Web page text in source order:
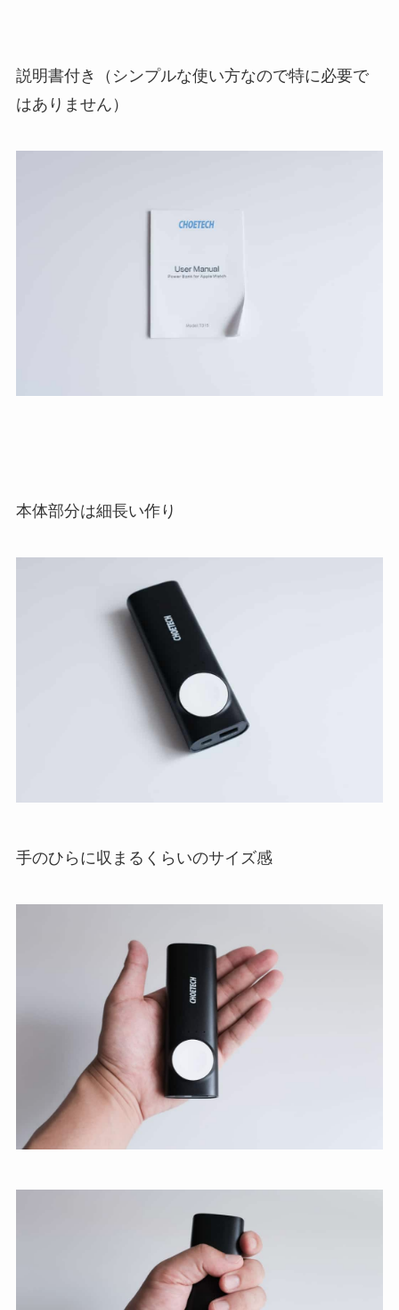
説明書付き（シンプルな使い方なので特に必要で
はありません）
本体部分は細長い作り
手のひらに収まるくらいのサイズ感